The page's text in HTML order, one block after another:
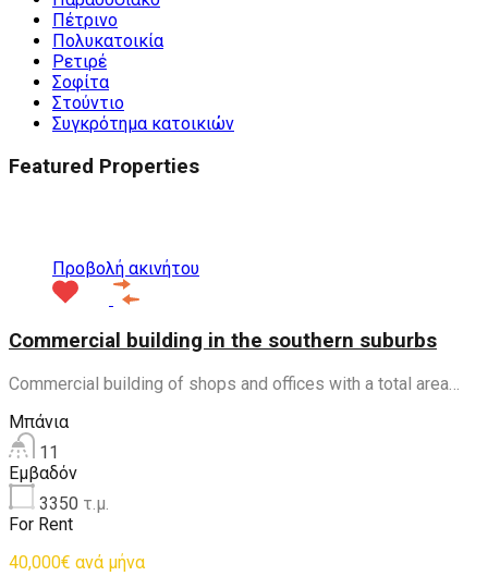
Πέτρινο
Πολυκατοικία
Ρετιρέ
Σοφίτα
Στούντιο
Συγκρότημα κατοικιών
Featured Properties
Προβολή ακινήτου
Commercial building in the southern suburbs
Commercial building of shops and offices with a total area…
Μπάνια
11
Εμβαδόν
3350 τ.μ.
For Rent
40,000€ ανά μήνα